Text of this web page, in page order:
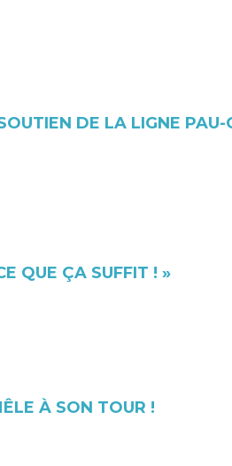
DE LA LIGNE
QUE ÇA SUFFIT ! »
À SON TOUR !